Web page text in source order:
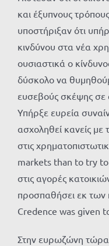
και έξυπνους
υποστήριξαν ότι
κινδύνου στα νέα
ουσιαστικά ο
δύσκολο να
ευσεβούς σκέψης
Υπήρξε ευρεία
ασχοληθεί κανείς
στις
markets than to try
στις αγορές
προσπαθήσει εκ των
Credence was given
Στην ευρωζώνη